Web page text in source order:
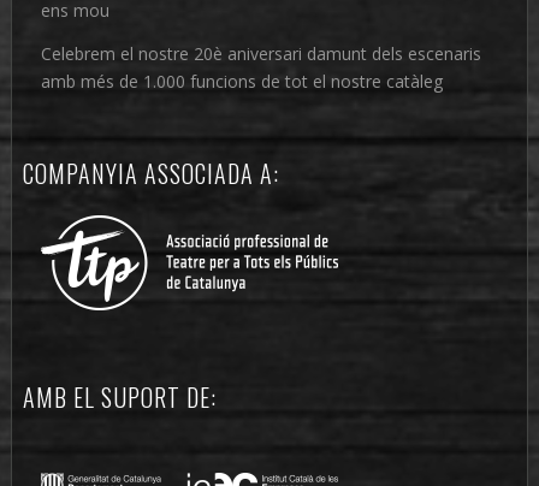
ens mou
Celebrem el nostre 20è aniversari damunt dels escenaris
amb més de 1.000 funcions de tot el nostre catàleg
COMPANYIA ASSOCIADA A:
AMB EL SUPORT DE: